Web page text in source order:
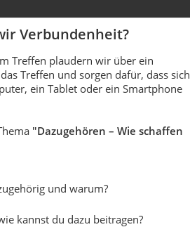
Verbundenheit?
Treffen plaudern wir über ein
Treffen und sorgen dafür, dass sich
ein Tablet oder ein Smartphone
"Dazugehören – Wie schaffen
und warum?
kannst du dazu beitragen?